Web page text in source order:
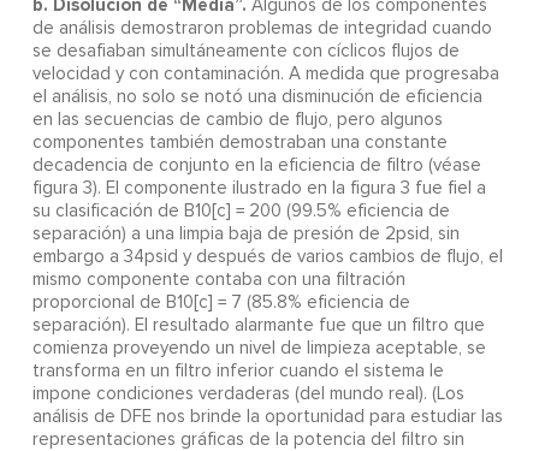
b. Disolución de “Media”. Algunos de los componentes
de análisis demostraron problemas de integridad cuando
se desafiaban simultáneamente con cíclicos flujos de
velocidad y con contaminación. A medida que progresaba
el análisis, no solo se notó una disminución de eficiencia
en las secuencias de cambio de flujo, pero algunos
componentes también demostraban una constante
decadencia de conjunto en la eficiencia de filtro (véase
figura 3). El componente ilustrado en la figura 3 fue fiel a
su clasificación de B10[c] = 200 (99.5% eficiencia de
separación) a una limpia baja de presión de 2psid, sin
embargo a 34psid y después de varios cambios de flujo, el
mismo componente contaba con una filtración
proporcional de B10[c] = 7 (85.8% eficiencia de
separación). El resultado alarmante fue que un filtro que
comienza proveyendo un nivel de limpieza aceptable, se
transforma en un filtro inferior cuando el sistema le
impone condiciones verdaderas (del mundo real). (Los
análisis de DFE nos brinde la oportunidad para estudiar las
representaciones gráficas de la potencia del filtro sin